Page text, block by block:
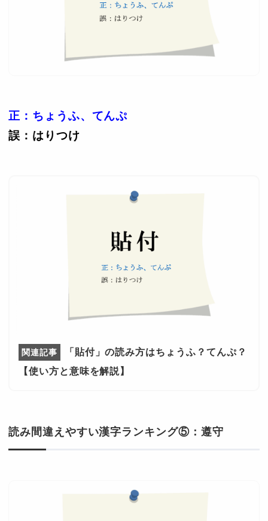
正：ちょうふ、てんぷ
誤：はりつけ
「貼付」の読み方はちょうふ？てんぷ？
【使い方と意味を解説】
読み間違えやすい漢字ランキング⑤：遵守